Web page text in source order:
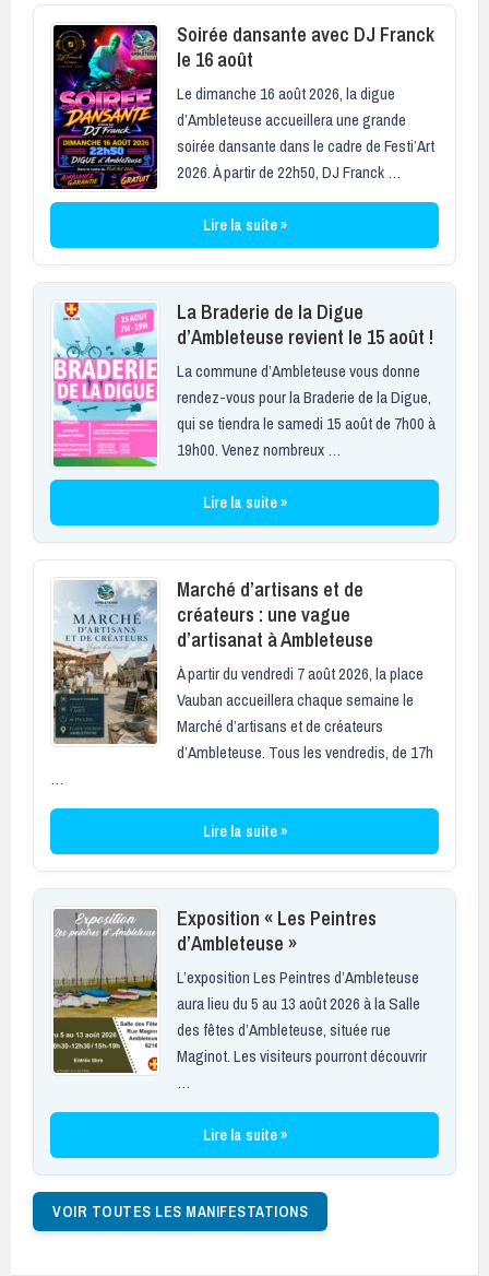
Soirée dansante avec DJ Franck
le 16 août
Le dimanche 16 août 2026, la digue
d’Ambleteuse accueillera une grande
soirée dansante dans le cadre de Festi’Art
2026. À partir de 22h50, DJ Franck …
Lire la suite »
La Braderie de la Digue
d’Ambleteuse revient le 15 août !
La commune d’Ambleteuse vous donne
rendez-vous pour la Braderie de la Digue,
qui se tiendra le samedi 15 août de 7h00 à
19h00. Venez nombreux …
Lire la suite »
Marché d’artisans et de
créateurs : une vague
d’artisanat à Ambleteuse
À partir du vendredi 7 août 2026, la place
Vauban accueillera chaque semaine le
Marché d’artisans et de créateurs
d’Ambleteuse. Tous les vendredis, de 17h
…
Lire la suite »
Exposition « Les Peintres
d’Ambleteuse »
L’exposition Les Peintres d’Ambleteuse
aura lieu du 5 au 13 août 2026 à la Salle
des fêtes d’Ambleteuse, située rue
Maginot. Les visiteurs pourront découvrir
…
Lire la suite »
VOIR TOUTES LES MANIFESTATIONS